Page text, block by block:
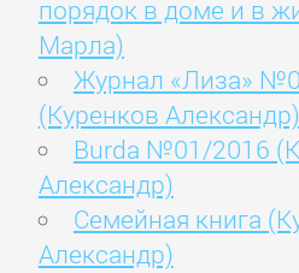
порядок в доме и в
Марла)
Журнал «Лиза»
(Куренков Александр)
Burda №01/2016
Александр)
Семейная книга
Александр)